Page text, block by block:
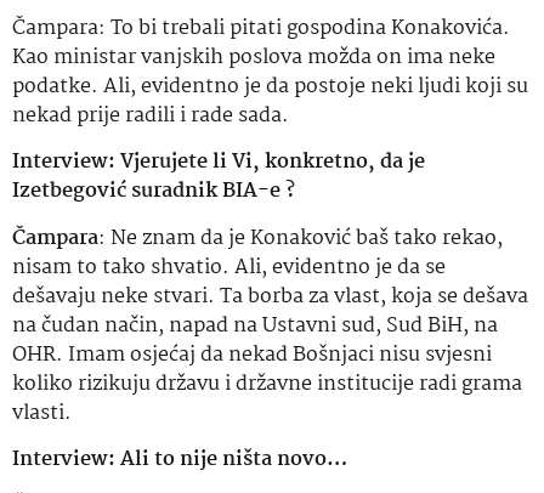
Čampara: To bi trebali pitati gospodina Konakovića.
Kao ministar vanjskih poslova možda on ima neke
podatke. Ali, evidentno je da postoje neki ljudi koji su
nekad prije radili i rade sada.
Interview: Vjerujete li Vi, konkretno, da je
Izetbegović suradnik BIA-e ?
Čampara: Ne znam da je Konaković baš tako rekao,
nisam to tako shvatio. Ali, evidentno je da se
dešavaju neke stvari. Ta borba za vlast, koja se dešava
na čudan način, napad na Ustavni sud, Sud BiH, na
OHR. Imam osjećaj da nekad Bošnjaci nisu svjesni
koliko rizikuju državu i državne institucije radi grama
vlasti.
Interview: Ali to nije ništa novo…